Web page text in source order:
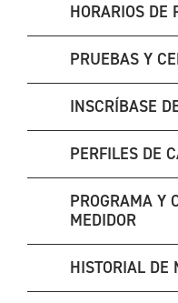
HORARIOS DE
PRUEBAS Y
INSCRÍBASE
PERFILES DE
PROGRAMA Y
MEDIDOR
HISTORIAL DE